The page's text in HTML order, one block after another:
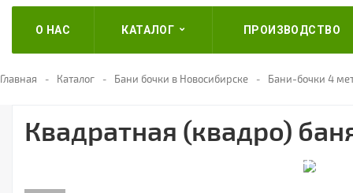
О НАС КАТАЛОГ ПРОИЗВОДСТВО
Главная Каталог Бани бочки в Новосибирске Бани-бочки 4
Квадратная (квадро)